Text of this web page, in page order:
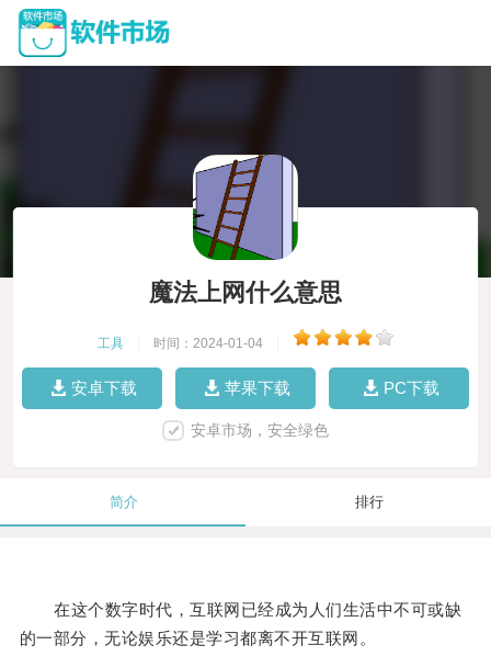
魔法上网什么意思
工具 时间：2024-01-04
安卓下载 苹果下载 PC下载
安卓市场，安全绿色
简介 排行
在这个数字时代，互联网已经成为人们生活中不可或缺
的一部分，无论娱乐还是学习都离不开互联网。